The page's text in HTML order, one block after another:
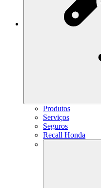
Produtos
Serviços
Seguros
Recall Honda